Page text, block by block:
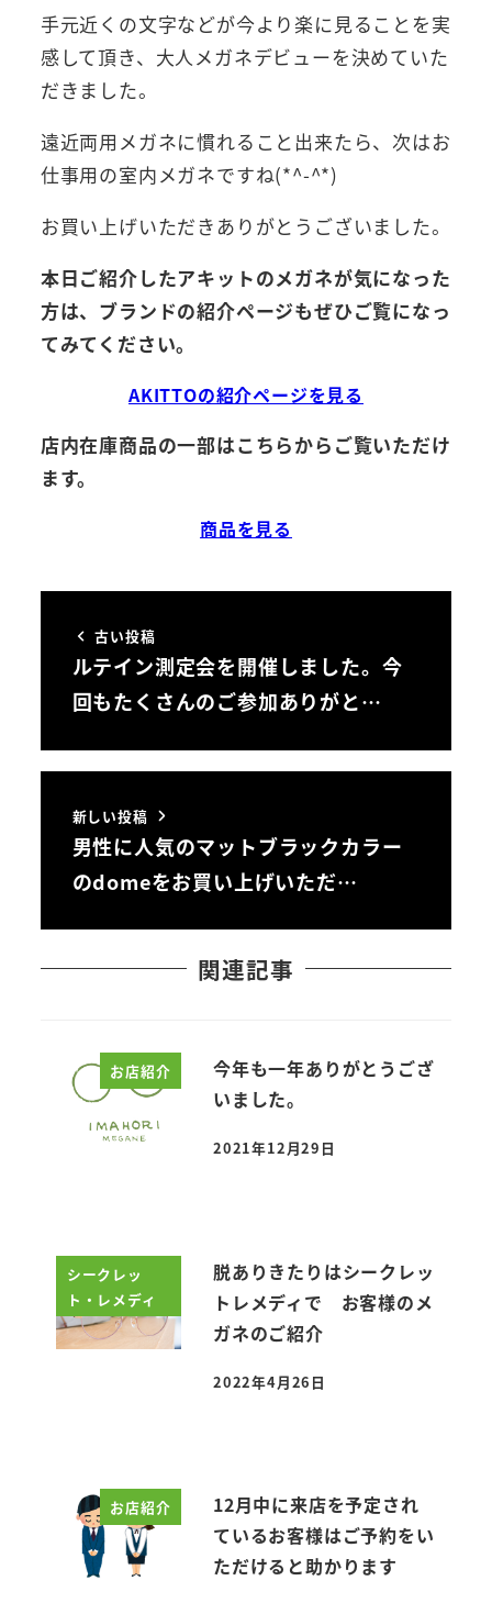
手元近くの文字などが今より楽に見ることを実
感して頂き、大人メガネデビューを決めていた
だきました。
遠近両用メガネに慣れること出来たら、次はお
仕事用の室内メガネですね(*^-^*)
お買い上げいただきありがとうございました。
本日ご紹介したアキットのメガネが気になった
方は、ブランドの紹介ページもぜひご覧になっ
てみてください。
AKITTOの紹介ページを見る
店内在庫商品の一部はこちらからご覧いただけ
ます。
商品を見る
古い投稿
ルテイン測定会を開催しました。今
回もたくさんのご参加ありがと…
新しい投稿
男性に人気のマットブラックカラー
のdomeをお買い上げいただ…
関連記事
お店紹介
今年も一年ありがとうござ
いました。
投稿日
2021年12月29日
シークレッ
ト・レメディ
脱ありきたりはシークレッ
トレメディで お客様のメ
ガネのご紹介
投稿日
2022年4月26日
お店紹介
12月中に来店を予定され
ているお客様はご予約をい
ただけると助かります